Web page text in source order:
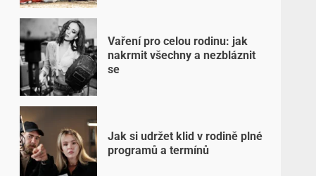
Vaření pro celou rodinu: jak
nakrmit všechny a nezbláznit
se
Jak si udržet klid v rodině plné
programů a termínů